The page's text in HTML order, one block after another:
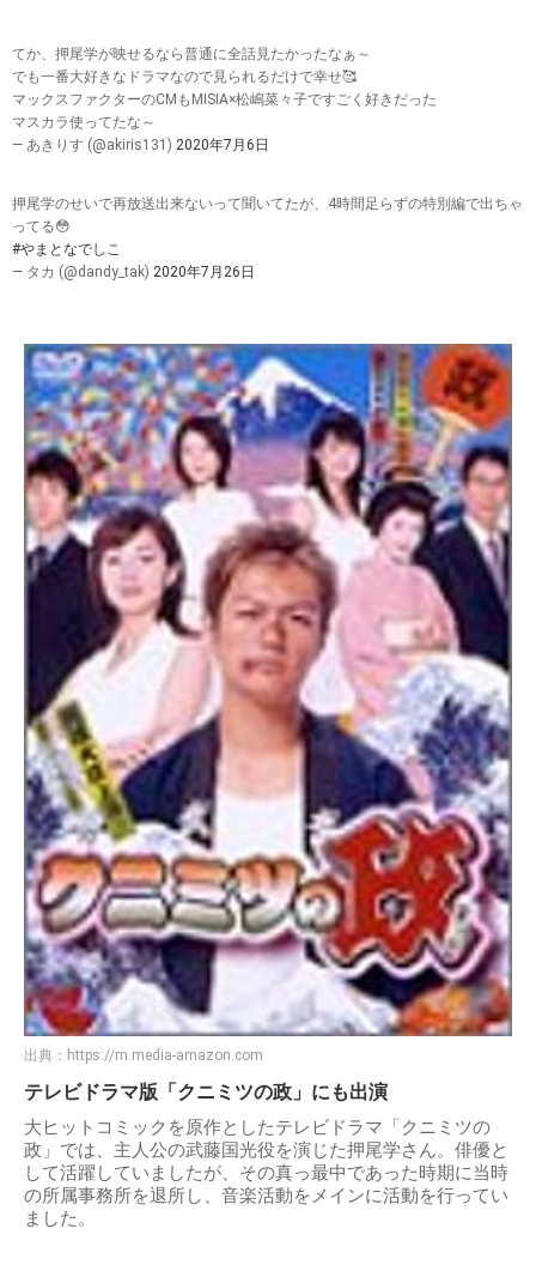
てか、押尾学が映せるなら普通に全話見たかったなぁ～
でも一番大好きなドラマなので見られるだけで幸せ🥰
マックスファクターのCMもMISIA×松嶋菜々子ですごく好きだった
マスカラ使ってたな～
— あきりす (@akiris131) 2020年7月6日
押尾学のせいで再放送出来ないって聞いてたが、4時間足らずの特別編で出ちゃ
ってる😳
#やまとなでしこ
— タカ (@dandy_tak) 2020年7月26日
出典： https://m.media-amazon.com
テレビドラマ版「クニミツの政」にも出演
大ヒットコミックを原作としたテレビドラマ「クニミツの
政」では、主人公の武藤国光役を演じた押尾学さん。俳優と
して活躍していましたが、その真っ最中であった時期に当時
の所属事務所を退所し、音楽活動をメインに活動を行ってい
ました。